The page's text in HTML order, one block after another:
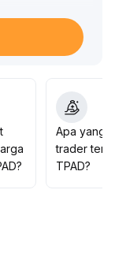
yang
dan
dengan
Apa yang
trader
TPAD?